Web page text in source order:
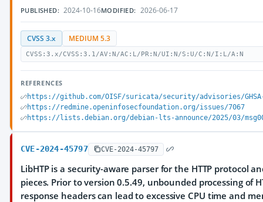
PUBLISHED: 2024-10-16MODIFIED: 2026-06-17
CVSS 3.x MEDIUM 5.3
CVSS:3.x/CVSS:3.1/AV:N/AC:L/PR:N/UI:N/S:U/C:N/I:L/A:N
REFERENCES
https://github.com/OISF/suricata/security/advisories/
https://redmine.openinfosecfoundation.org/issues/7067
https://lists.debian.org/debian-lts-announce/2025/03/
CVE-2024-45797 CVE-2024-45797
LibHTP is a security-aware parser for the HTTP protocol
pieces. Prior to version 0.5.49, unbounded processing of
response headers can lead to excessive CPU time and